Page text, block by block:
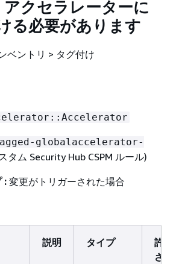
クセラレーターに
る必要があります
ベントリ > タグ付け
globalaccelerator-
タム Security Hub CSPM ルール)
: 変更がトリガーされた場合
説明 タイプ
許可
され